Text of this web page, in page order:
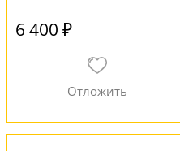
6 400 ₽